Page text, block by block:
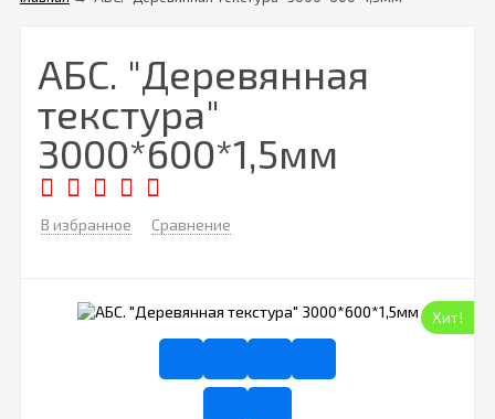
АБС. "Деревянная
текстура"
3000*600*1,5мм
В избранное Сравнение
Хит!